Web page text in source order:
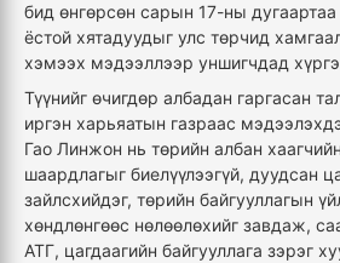
бид өнгөрсөн сарын 17-ны дугаартаа
ёстой хятадуудыг улс төрчид
хэмээх мэдээллээр уншигчдад
Түүнийг өчигдөр албадан гаргасан
иргэн харьяатын газраас
Гао Линжон нь төрийн албан
шаардлагыг биелүүлээгүй, дуудсан
зайлсхийдэг, төрийн байгууллагын
хөндлөнгөөс нөлөөлөхийг завдаж,
АТГ, цагдаагийн байгууллага зэрэг